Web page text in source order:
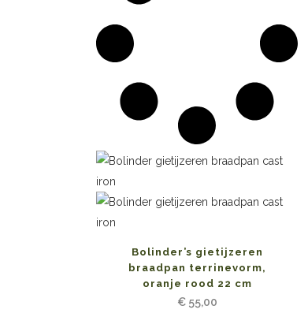
Bolinder’s gietijzeren
braadpan terrinevorm,
oranje rood 22 cm
€55,00